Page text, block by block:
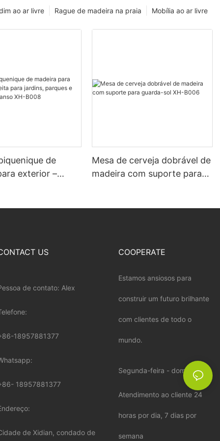
Mobília ao ar livre
Rague de madeira na praia
ao ar livre
de
exterior –
Mesa de cerveja dobrável de
madeira com suporte para
US
de contato: Alex
18957881377
18957881377
de Xidian, condado de
COOPERATE
Estamos ansiosos para
construir um futuro brilhante
com clientes de todo o
mundo.
Segunda-feira - domingo:
Atendimento ao cliente 24
horas por dia, 7 dias por
semana